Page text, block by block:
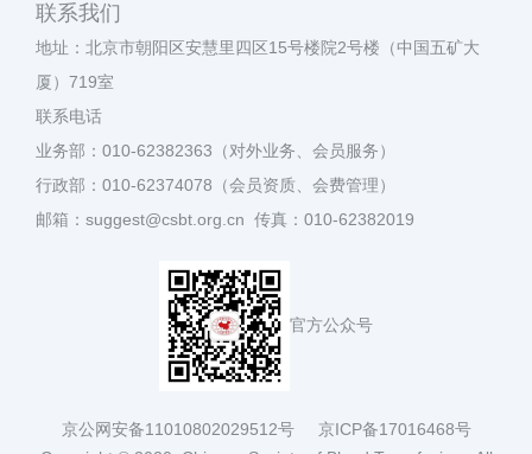
联系我们
地址：北京市朝阳区安慧里四区15号楼院2号楼（中国五矿大
厦）719室
联系电话
业务部：010-62382363（对外业务、会员服务）
行政部：010-62374078（会员资质、会费管理）
邮箱：suggest@csbt.org.cn 传真：010-62382019
官方公众号
京公网安备11010802029512号 京ICP备17016468号